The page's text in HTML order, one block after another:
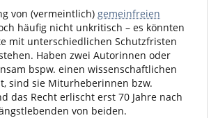
von (vermeintlich) gemeinfreien
häufig nicht unkritisch – es könnten
mit unterschiedlichen Schutzfristen
Haben zwei Autorinnen oder
bspw. einen wissenschaftlichen
sind sie Miturheberinnen bzw.
das Recht erlischt erst 70 Jahre nach
von beiden.